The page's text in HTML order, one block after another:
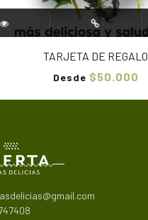
TARJETA DE REGALO
Desde $50.000